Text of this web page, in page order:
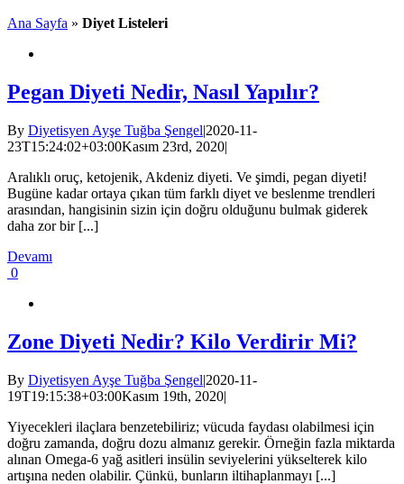
Ana Sayfa » Diyet Listeleri
Pegan Diyeti Nedir, Nasıl Yapılır?
By Diyetisyen Ayşe Tuğba Şengel|2020-11-
23T15:24:02+03:00Kasım 23rd, 2020|
Aralıklı oruç, ketojenik, Akdeniz diyeti. Ve şimdi, pegan diyeti!
Bugüne kadar ortaya çıkan tüm farklı diyet ve beslenme trendleri
arasından, hangisinin sizin için doğru olduğunu bulmak giderek
daha zor bir [...]
Devamı
0
Zone Diyeti Nedir? Kilo Verdirir Mi?
By Diyetisyen Ayşe Tuğba Şengel|2020-11-
19T19:15:38+03:00Kasım 19th, 2020|
Yiyecekleri ilaçlara benzetebiliriz; vücuda faydası olabilmesi için
doğru zamanda, doğru dozu almanız gerekir. Örneğin fazla miktarda
alınan Omega-6 yağ asitleri insülin seviyelerini yükselterek kilo
artışına neden olabilir. Çünkü, bunların iltihaplanmayı [...]